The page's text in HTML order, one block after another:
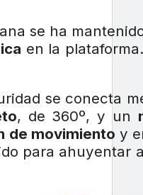
se ha
en la
se conecta
, de 360º, y un
de movimiento y
para ahuyentar